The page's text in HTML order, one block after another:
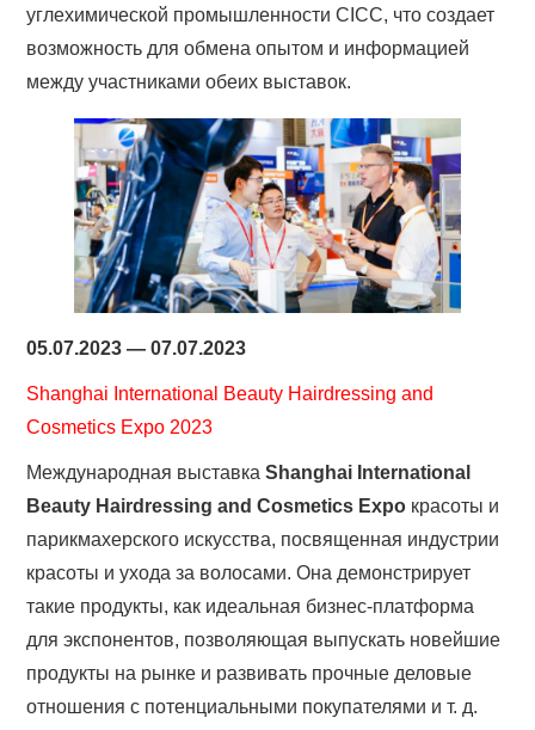
углехимической промышленности CICC, что создает
возможность для обмена опытом и информацией
между участниками обеих выставок.
05.07.2023 — 07.07.2023
Shanghai International Beauty Hairdressing and
Cosmetics Expo 2023
Международная выставкаShanghai International
Beauty Hairdressing and Cosmetics Expo красоты и
парикмахерского искусства, посвященная индустрии
красоты и ухода за волосами. Она демонстрирует
такие продукты, как идеальная бизнес-платформа
для экспонентов, позволяющая выпускать новейшие
продукты на рынке и развивать прочные деловые
отношения с потенциальными покупателями и т. д.